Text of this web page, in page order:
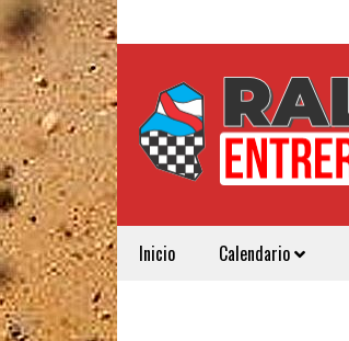
Inicio Calendario